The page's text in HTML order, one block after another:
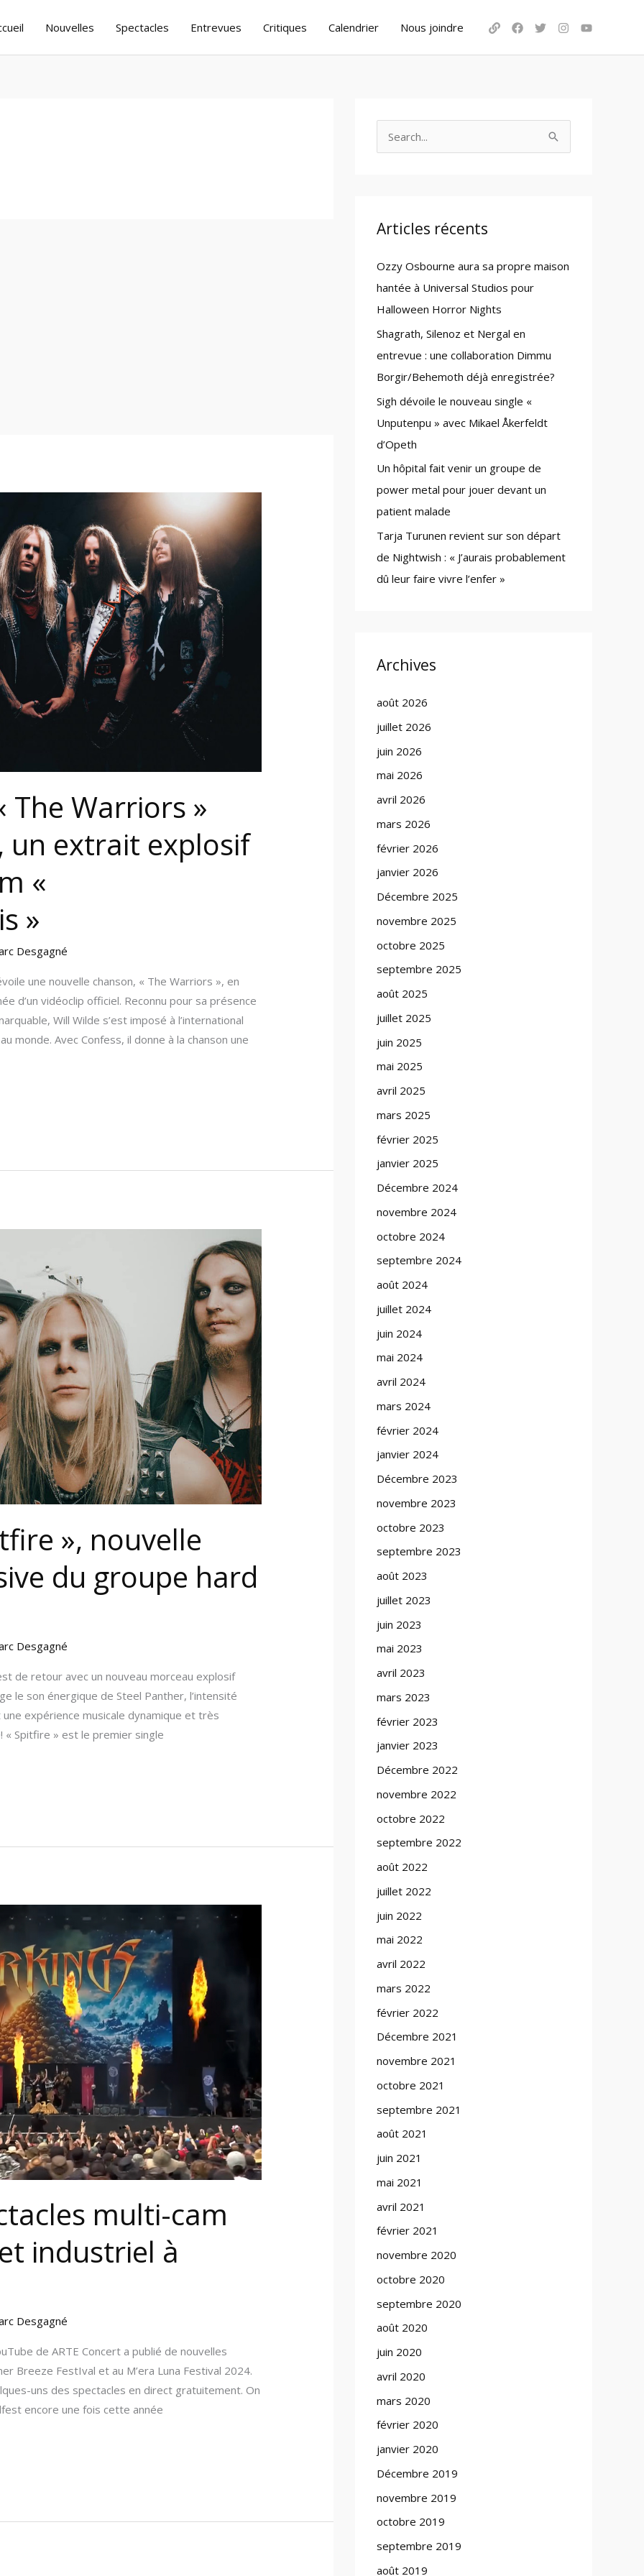
Nouvelles Spectacles Entrevues Critiques Calendrier Nous joindre
The Warriors »
un extrait explosif
«
»
Desgagné
une nouvelle chanson, « The Warriors », en
d’un vidéoclip officiel. Reconnu pour sa présence
Will Wilde s’est imposé à l’international
monde. Avec Confess, il donne à la chanson une
», nouvelle
du groupe hard
Desgagné
de retour avec un nouveau morceau explosif
le son énergique de Steel Panther, l’intensité
expérience musicale dynamique et très
« Spitfire » est le premier single
multi-cam
industriel à
Desgagné
de ARTE Concert a publié de nouvelles
Breeze FestIval et au M’era Luna Festival 2024.
uns des spectacles en direct gratuitement. On
encore une fois cette année
c
f
o
r
:
Articles récents
Ozzy Osbourne aura sa propre maison
hantée à Universal Studios pour
Halloween Horror Nights
Shagrath, Silenoz et Nergal en
entrevue : une collaboration Dimmu
Borgir/Behemoth déjà enregistrée?
Sigh dévoile le nouveau single «
Unputenpu » avec Mikael Åkerfeldt
d’Opeth
Un hôpital fait venir un groupe de
power metal pour jouer devant un
patient malade
Tarja Turunen revient sur son départ
de Nightwish : « J’aurais probablement
dû leur faire vivre l’enfer »
Archives
août 2026
juillet 2026
juin 2026
mai 2026
avril 2026
mars 2026
février 2026
janvier 2026
Décembre 2025
novembre 2025
octobre 2025
septembre 2025
août 2025
juillet 2025
juin 2025
mai 2025
avril 2025
mars 2025
février 2025
janvier 2025
Décembre 2024
novembre 2024
octobre 2024
septembre 2024
août 2024
juillet 2024
juin 2024
mai 2024
avril 2024
mars 2024
février 2024
janvier 2024
Décembre 2023
novembre 2023
octobre 2023
septembre 2023
août 2023
juillet 2023
juin 2023
mai 2023
avril 2023
mars 2023
février 2023
janvier 2023
Décembre 2022
novembre 2022
octobre 2022
septembre 2022
août 2022
juillet 2022
juin 2022
mai 2022
avril 2022
mars 2022
février 2022
Décembre 2021
novembre 2021
octobre 2021
septembre 2021
août 2021
juin 2021
mai 2021
avril 2021
février 2021
novembre 2020
octobre 2020
septembre 2020
août 2020
juin 2020
avril 2020
mars 2020
février 2020
janvier 2020
Décembre 2019
novembre 2019
octobre 2019
septembre 2019
août 2019